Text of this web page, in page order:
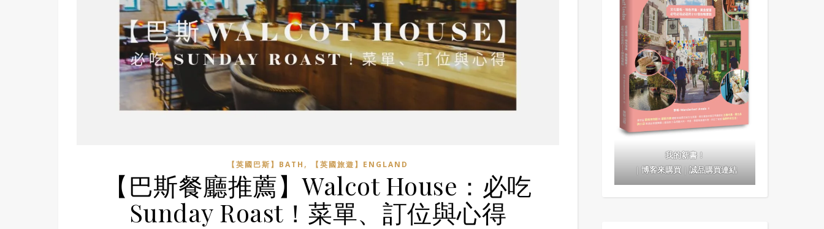
【英國巴斯】BATH , 【英國旅遊】ENGLAND
【巴斯餐廳推薦】Walcot House：必吃
Sunday Roast！菜單、訂位與心得
我的新書！
｜博客來購買｜誠品購買連結